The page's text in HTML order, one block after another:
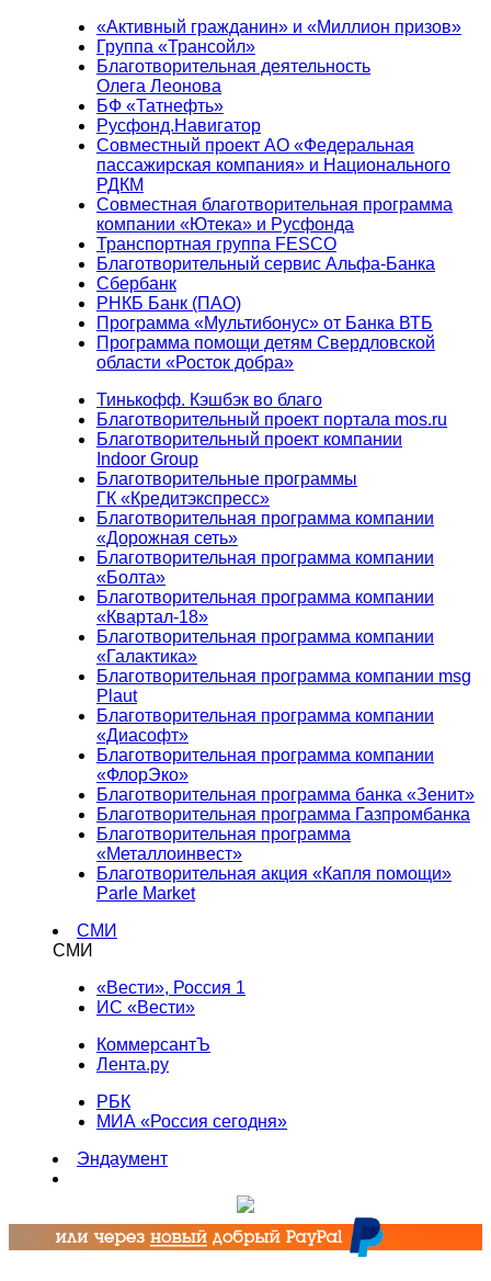
«Активный гражданин» и «Миллион призов»
Группа «Трансойл»
Благотворительная деятельность
Олега Леонова
БФ «Татнефть»
Русфонд.Навигатор
Совместный проект АО «Федеральная
пассажирская компания» и Национального
РДКМ
Совместная благотворительная программа
компании «Ютека» и Русфонда
Транспортная группа FESCO
Благотворительный сервис Альфа-Банка
Сбербанк
РНКБ Банк (ПАО)
Программа «Мультибонус» от Банка ВТБ
Программа помощи детям Свердловской
области «Росток добра»
Тинькофф. Кэшбэк во благо
Благотворительный проект портала mos.ru
Благотворительный проект компании
Indoor Group
Благотворительные программы
ГК «Кредитэкспресс»
Благотворительная программа компании
«Дорожная сеть»
Благотворительная программа компании
«Болта»
Благотворительная программа компании
«Квартал-18»
Благотворительная программа компании
«Галактика»
Благотворительная программа компании msg
Plaut
Благотворительная программа компании
«Диасофт»
Благотворительная программа компании
«ФлорЭко»
Благотворительная программа банка «Зенит»
Благотворительная программа Газпромбанка
Благотворительная программа
«Металлоинвест»
Благотворительная акция «Капля помощи»
Parle Market
СМИ
СМИ
«Вести», Россия 1
ИС «Вести»
КоммерсантЪ
Лента.ру
РБК
МИА «Россия сегодня»
Эндаумент